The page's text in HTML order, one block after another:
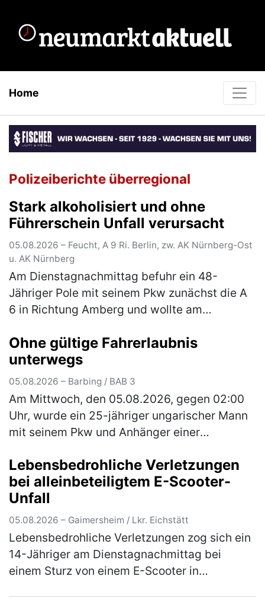
Home
Polizeiberichte überregional
Stark alkoholisiert und ohne
Führerschein Unfall verursacht
05.08.2026 – Feucht, A 9 Ri. Berlin, zw. AK Nürnberg-Ost
u. AK Nürnberg
Am Dienstagnachmittag befuhr ein 48-
Jähriger Pole mit seinem Pkw zunächst die A
6 in Richtung Amberg und wollte am
Richtung Berlin wechseln. Auf der rechten
Sp…(mehr)
Ohne gültige Fahrerlaubnis
unterwegs
05.08.2026 – Barbing / BAB 3
Am Mittwoch, den 05.08.2026, gegen 02:00
Uhr, wurde ein 25-jähriger ungarischer Mann
mit seinem Pkw und Anhänger einer
unterzogen. Im Rahmen der Überprüfung
wur…(mehr)
Lebensbedrohliche Verletzungen
bei alleinbeteiligtem E-Scooter-
Unfall
05.08.2026 – Gaimersheim / Lkr. Eichstätt
Lebensbedrohliche Verletzungen zog sich ein
14-Jähriger am Dienstagnachmittag bei
einem Sturz von einem E-Scooter in